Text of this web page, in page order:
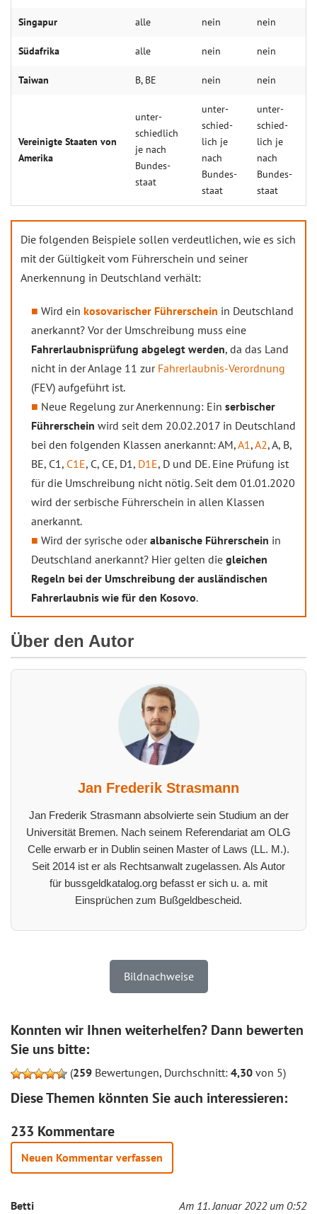
Sin­gapur alle nein nein
Süd­afrika alle nein nein
Tai­wan B, BE nein nein
Ver­einig­te Staa­ten von
Ame­rika
un­ter­
schied­lich
je nach
Bun­des­
staat
un­ter­
schied­
lich je
nach
Bun­des­
staat
un­ter­
schied­
lich je
nach
Bun­des­
staat
Die folgenden Beispiele sollen verdeutlichen, wie es sich
mit der Gültigkeit vom Führerschein und seiner
Anerkennung in Deutschland verhält:
Wird ein kosovarischer Führerschein in Deutschland
anerkannt? Vor der Umschreibung muss eine
Fahrerlaubnisprüfung abgelegt werden, da das Land
nicht in der Anlage 11 zur Fahrerlaubnis-Verordnung
(FEV) aufgeführt ist.
Neue Regelung zur Anerkennung: Ein serbischer
Führerschein wird seit dem 20.02.2017 in Deutschland
bei den folgenden Klassen anerkannt: AM,A1,A2, A, B,
BE, C1, C1E, C, CE, D1, D1E, D und DE. Eine Prüfung ist
für die Umschreibung nicht nötig. Seit dem 01.01.2020
wird der serbische Führerschein in allen Klassen
anerkannt.
Wird der syrische oderalbanische Führerschein in
Deutschland anerkannt? Hier gelten die gleichen
Regeln bei der Umschreibung der ausländischen
Fahrerlaubnis wie für den Kosovo.
Über den Autor
Jan Frederik Strasmann
Jan Frederik Strasmann absolvierte sein Studium an der
Universität Bremen. Nach seinem Referendariat am OLG
Celle erwarb er in Dublin seinen Master of Laws (LL. M.).
Seit 2014 ist er als Rechtsanwalt zugelassen. Als Autor
für bussgeldkatalog.org befasst er sich u. a. mit
Einsprüchen zum Bußgeldbescheid.
Bildnachweise
Konnten wir Ihnen weiterhelfen? Dann bewerten
Sie uns bitte:
(259 Bewertungen, Durchschnitt: 4,30 von 5)
Diese Themen könnten Sie auch interessieren:
233 Kommentare
Neuen Kommentar verfassen
Betti Am 11. Januar 2022 um 0:52